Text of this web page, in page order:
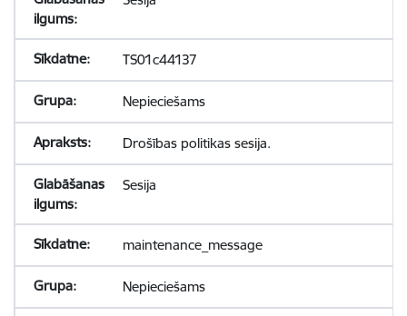
TS01c44137
Nepieciešams
Drošības politikas sesija.
Sesija
maintenance_message
Nepieciešams